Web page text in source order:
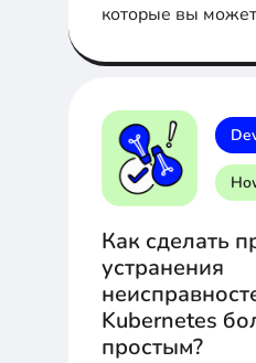
которые вы
Ingress.
Как сделать
устранения
Kubernetes
простым?